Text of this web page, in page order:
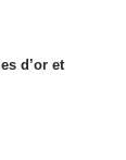
d’or et